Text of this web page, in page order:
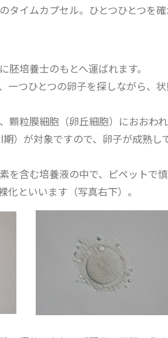
タイムカプセル。ひとつひとつを確
培養士のもとへ運ばれます。
一つひとつの卵子を探しながら、状
顆粒膜細胞（卵丘細胞）におおわ
）が対象ですので、卵子が成熟
を含む培養液の中で、ピペットで
化といいます（写真右下）。